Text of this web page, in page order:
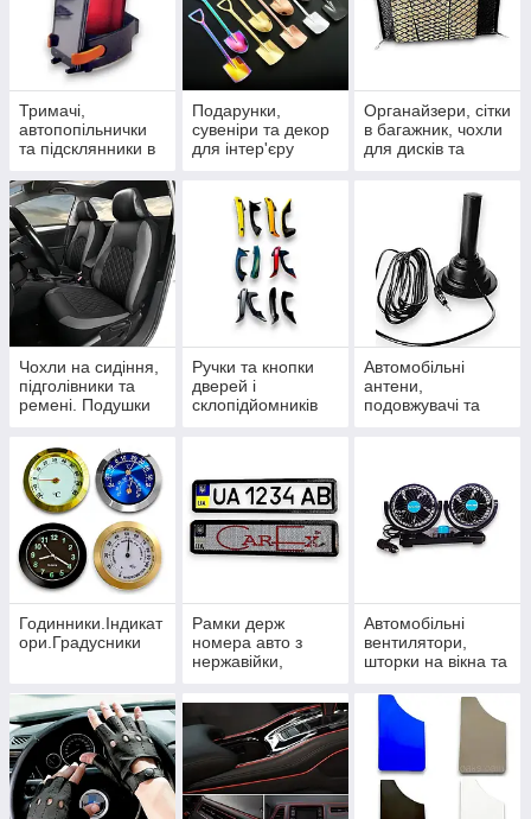
Тримачі,
автопопільнички
та підсклянники в
Подарунки,
сувеніри та декор
для інтер'єру
Органайзери, сітки
в багажник, чохли
для дисків та
Чохли на сидіння,
підголівники та
ремені. Подушки
Ручки та кнопки
дверей і
склопідйомників
Автомобільні
антени,
подовжувачі та
Годинники.Індикат
ори.Градусники
Рамки держ
номера авто з
нержавійки,
силіконові
Автомобільні
вентилятори,
шторки на вікна та